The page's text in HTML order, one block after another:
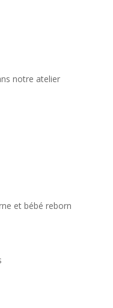
notre atelier
et bébé reborn